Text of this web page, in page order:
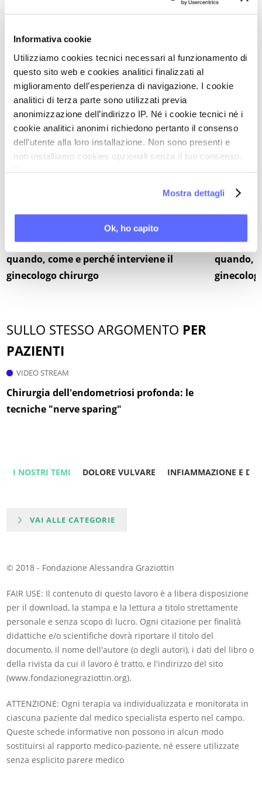
Informativa cookie
Utilizziamo cookies tecnici necessari al funzionamento di
questo sito web e cookies analitici finalizzati al
miglioramento dell’esperienza di navigazione. I cookie
analitici di terza parte sono utilizzati previa
anonimizzazione dell’indirizzo IP. Né i cookie tecnici né i
cookie analitici anonimi richiedono pertanto il consenso
dell’utente alla loro installazione. Non sono presenti e
non installiamo cookies opzionali senza il tuo consenso.
Mostra dettagli
Ok, ho capito
CHIRURGIA NERVE SPARING
CHIRURGIA UROGINECOLOGICA
ENDOMETRIOSI
PATOLOGIE GINECOLOGICHE BENIGNE
Il dolore pelvico da endometriosi:
quando, come e perché interviene il
ginecologo chirurgo
Il dolore
quando,
SULLO STESSO ARGOMENTO PER
PAZIENTI
VIDEO STREAM
Chirurgia dell'endometriosi profonda: le
tecniche "nerve sparing"
I NOSTRI TEMI DOLORE VULVARE INFIAMMAZIONE E
VAI ALLE CATEGORIE
© 2018 - Fondazione Alessandra Graziottin
FAIR USE: Il contenuto di questo lavoro è a libera disposizione
per il download, la stampa e la lettura a titolo strettamente
personale e senza scopo di lucro. Ogni citazione per finalità
didattiche e/o scientifiche dovrà riportare il titolo del
documento, il nome dell'autore (o degli autori), i dati del libro o
della rivista da cui il lavoro è tratto, e l'indirizzo del sito
(www.fondazionegraziottin.org).
ATTENZIONE: Ogni terapia va individualizzata e monitorata in
ciascuna paziente dal medico specialista esperto nel campo.
Queste schede informative non possono in alcun modo
sostituirsi al rapporto medico-paziente, né essere utilizzate
senza esplicito parere medico